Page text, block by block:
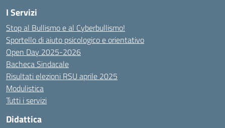
I Servizi
Stop al Bullismo e al Cyberbullismo!
Sportello di aiuto psicologico e orientativo
Open Day 2025-2026
Bacheca Sindacale
Risultati elezioni RSU aprile 2025
Modulistica
Tutti i servizi
Didattica